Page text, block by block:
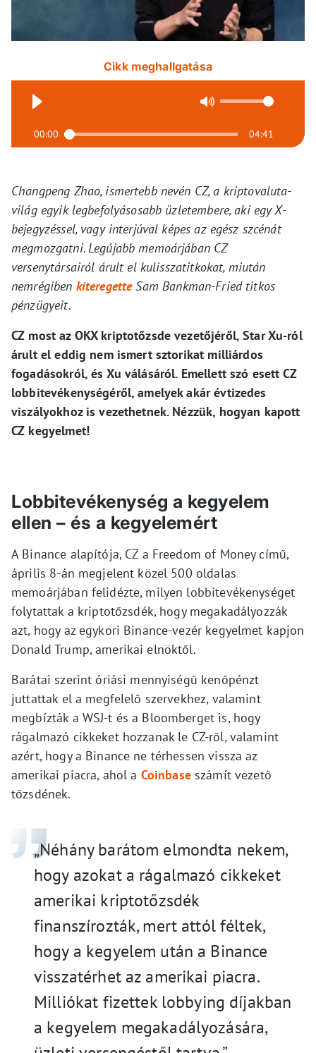
Cikk meghallgatása
00:00 04:41
Changpeng Zhao, ismertebb nevén CZ, a kriptovaluta-
világ egyik legbefolyásosabb üzletembere, aki egy X-
bejegyzéssel, vagy interjúval képes az egész szcénát
megmozgatni. Legújabb memoárjában CZ
versenytársairól árult el kulisszatitkokat, miután
nemrégiben kiteregetteSam Bankman-Fried titkos
pénzügyeit.
CZ most az OKX kriptotőzsde vezetőjéről, Star Xu-ról
árult el eddig nem ismert sztorikat milliárdos
fogadásokról, és Xu válásáról. Emellett szó esett CZ
lobbitevékenységéről, amelyek akár évtizedes
viszályokhoz is vezethetnek. Nézzük, hogyan kapott
CZ kegyelmet!
Lobbitevékenység a kegyelem
ellen – és a kegyelemért
A Binance alapítója, CZ a Freedom of Money című,
április 8-án megjelent közel 500 oldalas
memoárjában felidézte, milyen lobbitevékenységet
folytattak a kriptotőzsdék, hogy megakadályozzák
azt, hogy az egykori Binance-vezér kegyelmet kapjon
Donald Trump, amerikai elnöktől.
Barátai szerint óriási mennyiségű kenőpénzt
juttattak el a megfelelő szervekhez, valamint
megbízták a WSJ-t és a Bloomberget is, hogy
rágalmazó cikkeket hozzanak le CZ-ről, valamint
azért, hogy a Binance ne térhessen vissza az
amerikai piacra, ahol a Coinbaseszámít vezető
tőzsdének.
„Néhány barátom elmondta nekem,
hogy azokat a rágalmazó cikkeket
amerikai kriptotőzsdék
finanszírozták, mert attól féltek,
hogy a kegyelem után a Binance
visszatérhet az amerikai piacra.
Milliókat fizettek lobbying díjakban
a kegyelem megakadályozására,